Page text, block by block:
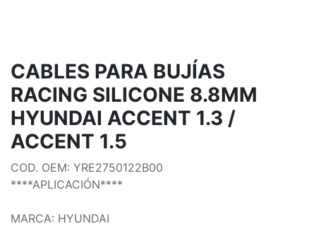
CABLES PARA BUJÍAS
RACING SILICONE 8.8MM
HYUNDAI ACCENT 1.3 /
ACCENT 1.5
COD. OEM: YRE2750122B00
****APLICACIÓN****
MARCA: HYUNDAI